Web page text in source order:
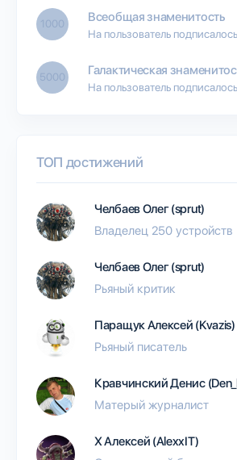
1000 Всеобщая знаменитость
На пользователь
5000 Галактическая
На пользователь
ТОП достижений
Челбаев Олег (sprut)
Владелец 250 устройств
Челбаев Олег (sprut)
Рьяный критик
Паращук Алексей (Kvazis)
Рьяный писатель
Кравчинский Денис
Матерый журналист
Х Алексей (AlexxIT)